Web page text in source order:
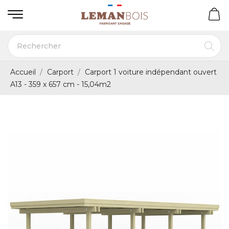
Accueil Carport
Carport 1 voiture indépendant ouvert
A13 - 359 x 657 cm - 15,04m2